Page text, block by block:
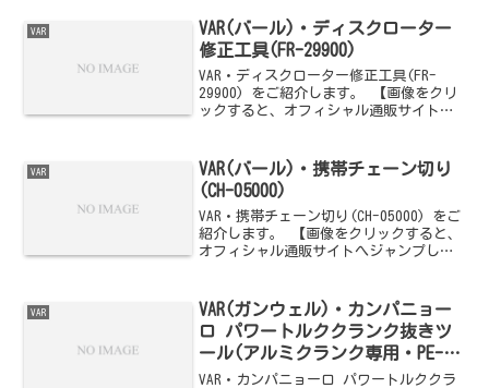
VAR
VAR(バール)・ディスクローター
修正工具(FR-29900)
VAR・ディスクローター修正工具(FR-
29900) をご紹介します。 【画像をクリ
ックすると、オフィシャル通販サイトへ
VAR
VAR(バール)・携帯チェーン切り
(CH-05000)
VAR・携帯チェーン切り(CH-05000) をご
紹介します。 【画像をクリックすると、
オフィシャル通販サイトへジャンプしま
VAR
VAR(ガンウェル)・カンパニョー
ロ パワートルククランク抜きツ
ール(アルミクランク専用・PE-
13200)
VAR・カンパニョーロ パワートルククラ